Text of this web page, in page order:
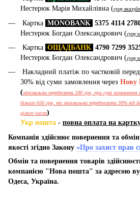
Нестерюк Марія Михайлівна (суму
Картка MONOBANK 5375 4114
Нестерюк Богдан Олександрович (суму
Картка ОЩАДБАНК 4790 7299
Нестерюк Богдан Олександрович (суму
Накладний платіж по частковій
30% від суми замовлення через Нову
(мінімальна передплата 200 грн, при сумі
більше 650 грн, то мінімальна передоплата 30% від
цілого числа)
Укр пошта - повна оплата на
Компанія здійснює повернення та
якості згідно Закону «Про захист прав
Обмін та повернення товарів
компанією "Нова пошта" за адресою
Одеса, Україна.